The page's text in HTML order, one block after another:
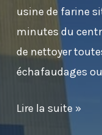
usine de farine
minutes du
de nettoyer
échafaudages
Nettoyage
par
Lire la suite »